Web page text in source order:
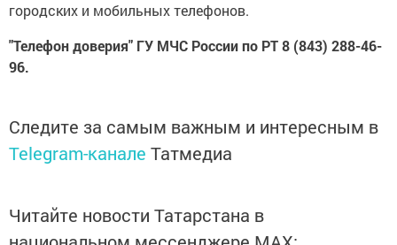
городских и мобильных телефонов.
"Телефон доверия" ГУ МЧС России по РТ 8 (843) 288-46-
96.
Следите за самым важным и интересным в
Telegram-канале Татмедиа
Читайте новости Татарстана в